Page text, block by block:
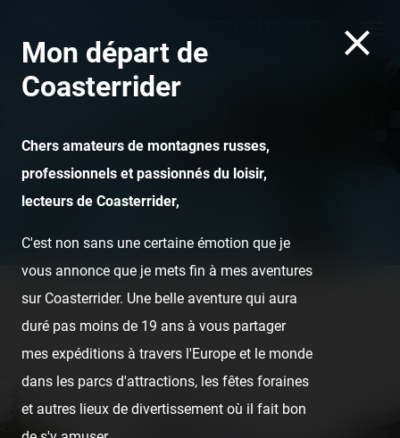
Incredible Hulk - Universal's Islands of Adventure
Home Posts Instant pictures Walibi Holland
Mon départ de
Coasterrider
Chers amateurs de montagnes russes,
professionnels et passionnés du loisir,
lecteurs de Coasterrider,
C'est non sans une certaine émotion que je
vous annonce que je mets fin à mes aventures
sur Coasterrider. Une belle aventure qui aura
duré pas moins de 19 ans à vous partager
mes expéditions à travers l'Europe et le monde
dans les parcs d'attractions, les fêtes foraines
et autres lieux de divertissement où il fait bon